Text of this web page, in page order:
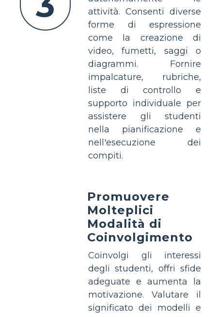
attività. Consenti diverse
forme di espressione
come la creazione di
video, fumetti, saggi o
diagrammi. Fornire
impalcature, rubriche,
liste di controllo e
supporto individuale per
assistere gli studenti
nella pianificazione e
nell'esecuzione dei
compiti.
Promuovere
Molteplici
Modalità di
Coinvolgimento
Coinvolgi gli interessi
degli studenti, offri sfide
adeguate e aumenta la
motivazione. Valutare il
significato dei modelli e